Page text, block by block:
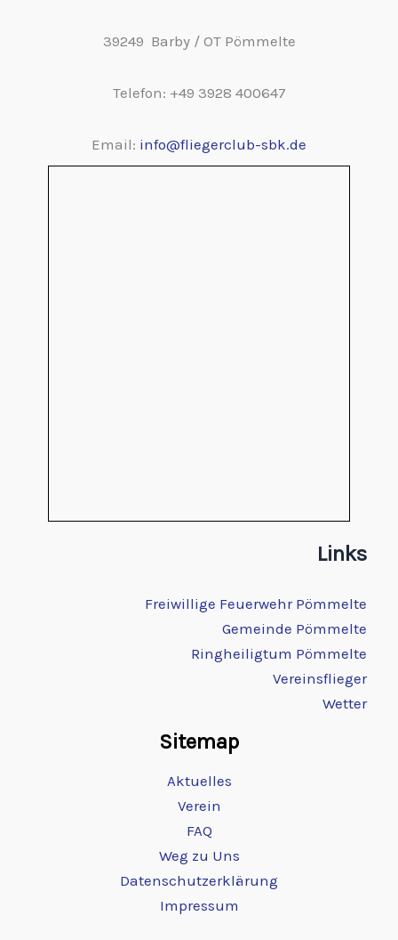
39249 Barby / OT Pömmelte
Telefon: +49 3928 400647
Email: info@fliegerclub-sbk.de
Links
Freiwillige Feuerwehr Pömmelte
Gemeinde Pömmelte
Ringheiligtum Pömmelte
Vereinsflieger
Wetter
Sitemap
Aktuelles
Verein
FAQ
Weg zu Uns
Datenschutzerklärung
Impressum